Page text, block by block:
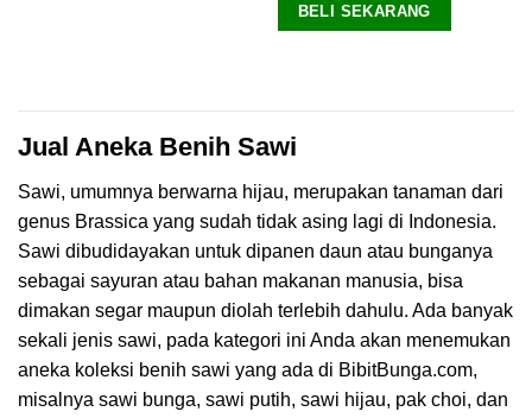
BELI SEKARANG
Jual Aneka Benih Sawi
Sawi, umumnya berwarna hijau, merupakan tanaman dari
genus Brassica yang sudah tidak asing lagi di Indonesia.
Sawi dibudidayakan untuk dipanen daun atau bunganya
sebagai sayuran atau bahan makanan manusia, bisa
dimakan segar maupun diolah terlebih dahulu. Ada banyak
sekali jenis sawi, pada kategori ini Anda akan menemukan
aneka koleksi benih sawi yang ada di BibitBunga.com,
misalnya sawi bunga, sawi putih, sawi hijau, pak choi, dan